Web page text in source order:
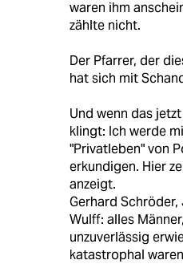
waren ihm
zählte nicht.
Der Pfarrer, der
hat sich mit
Und wenn das
klingt: Ich werde
"Privatleben" von
erkundigen. Hier
anzeigt.
Gerhard
Wulff: alles
unzuverlässig
katastrophal